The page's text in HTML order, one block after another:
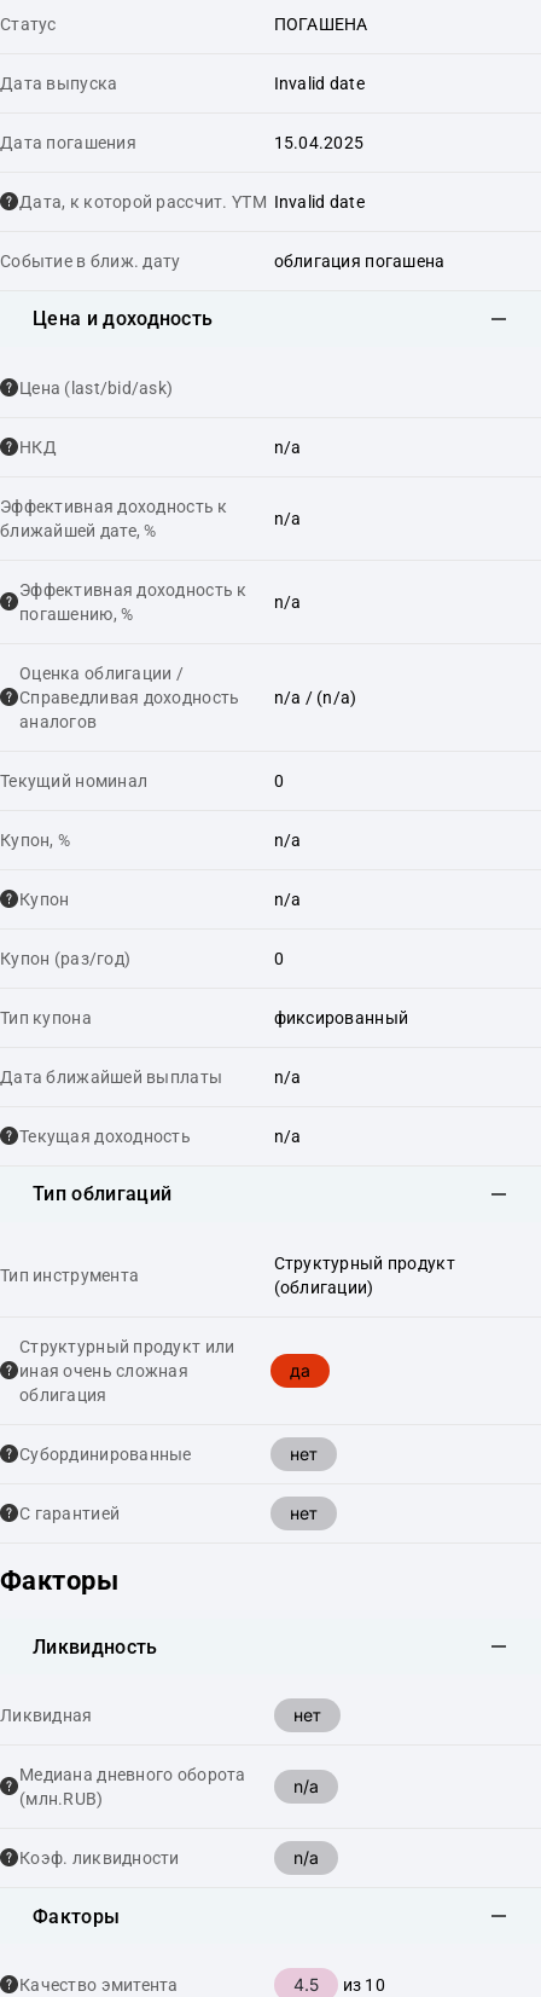
Статус ПОГАШЕНА
Дата выпуска Invalid date
Дата погашения 15.04.2025
Дата, к которой рассчит. YTM Invalid date
Событие в ближ. дату облигация погашена
Цена и доходность
Цена (last/bid/ask)
НКД n/a
Эффективная доходность к
ближайшей дате, %
n/a
Эффективная доходность к
погашению, %
n/a
Оценка облигации /
Справедливая доходность
аналогов
n/a / (n/a)
Текущий номинал 0
Купон, % n/a
Купон n/a
Купон (раз/год) 0
Тип купона фиксированный
Дата ближайшей выплаты n/a
Текущая доходность n/a
Тип облигаций
Тип инструмента
Структурный продукт
(облигации)
Структурный продукт или
иная очень сложная
облигация
да
Cубординированные нет
С гарантией нет
Факторы
Ликвидность
Ликвидная нет
Медиана дневного оборота
(млн.RUB)
n/a
Коэф. ликвидности n/a
Факторы
Качество эмитента 4.5 из 10